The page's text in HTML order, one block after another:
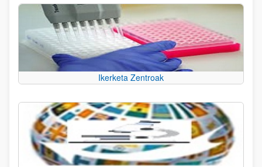
Ikerketa Zentroak